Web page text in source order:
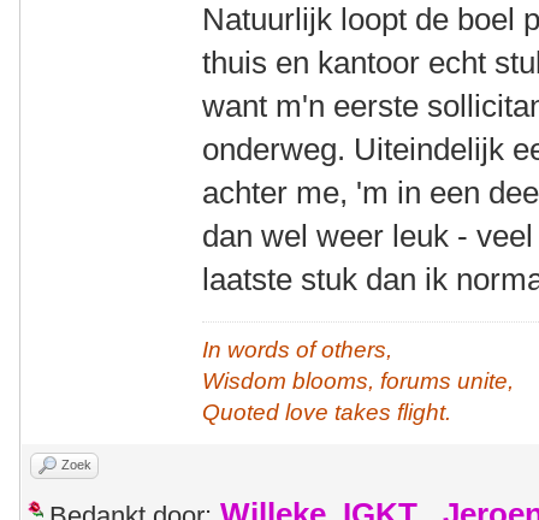
Natuurlijk loopt de boel
thuis en kantoor echt
want m'n eerste
onderweg. Uiteindelijk
achter me, 'm in een
dan wel weer leuk -
laatste stuk dan ik
In words of others,
Wisdom blooms, forums unite,
Quoted love takes flight.
Zoek